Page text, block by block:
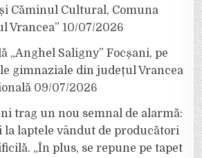
Căminul Cultural, Comuna
Vrancea” 10/07/2026
„Anghel Saligny” Focșani, pe
gimnaziale din județul Vrancea
09/07/2026
trag un nou semnal de alarmă:
laptele vândut de producători
„În plus, se repune pe tapet